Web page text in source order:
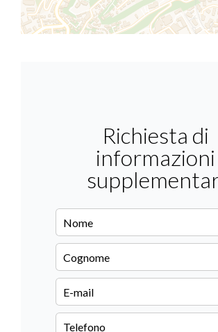
Richiesta di
informazioni